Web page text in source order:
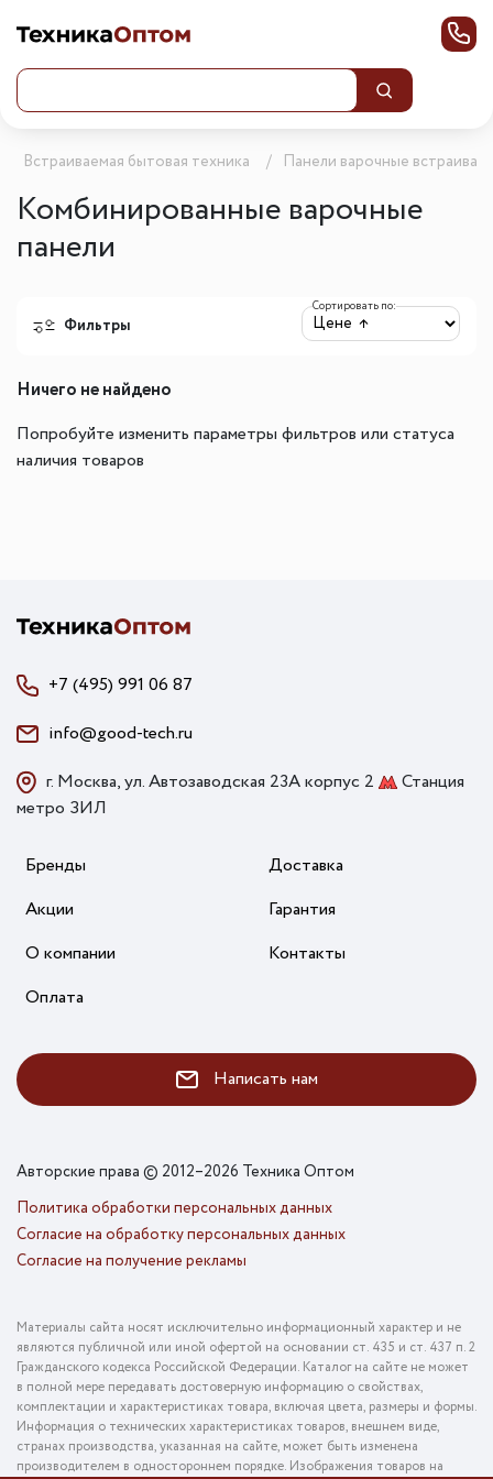
Встраиваемая бытовая техника Панели варочные
Комбинированные варочные
панели
Фильтры
Сортировать по:
Ничего не найдено
Попробуйте изменить параметры фильтров или статуса
наличия товаров
+7 (495) 991 06 87
info@good-tech.ru
г. Москва, ул. Автозаводская 23А корпус 2
Станция
метро ЗИЛ
Бренды
Акции
О компании
Оплата
Доставка
Гарантия
Контакты
Написать нам
Авторские права © 2012–2026 Техника Оптом
Политика обработки персональных данных
Согласие на обработку персональных данных
Согласие на получение рекламы
Материалы сайта носят исключительно информационный характер и не
являются публичной или иной офертой на основании ст. 435 и ст. 437 п. 2
Гражданского кодекса Российской Федерации. Каталог на сайте не может
в полной мере передавать достоверную информацию о свойствах,
комплектации и характеристиках товара, включая цвета, размеры и формы.
Информация о технических характеристиках товаров, внешнем виде,
странах производства, указанная на сайте, может быть изменена
производителем в одностороннем порядке. Изображения товаров на